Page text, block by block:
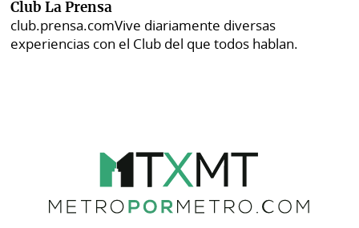
Club La Prensa
club.prensa.comVive diariamente diversas
experiencias con el Club del que todos hablan.